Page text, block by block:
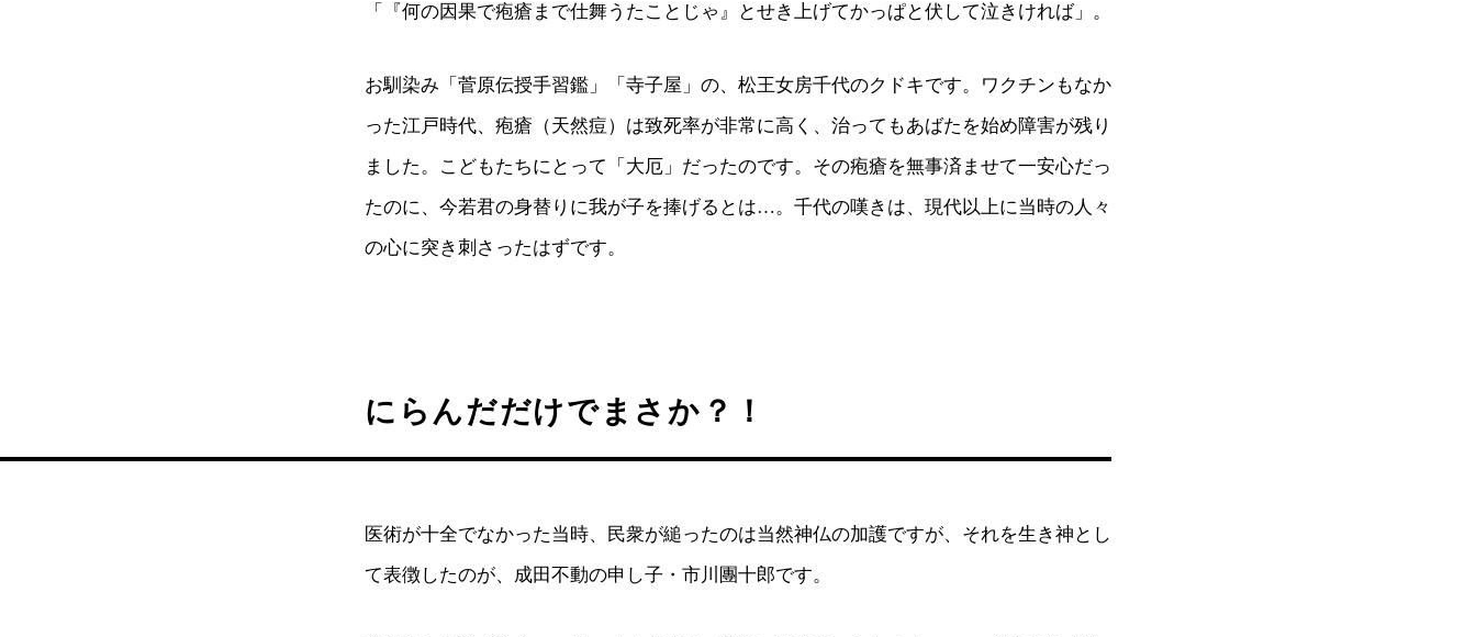
「『何の因果で疱瘡まで仕舞うたことじゃ』とせき上げてかっぱと伏して泣きければ」。
お馴染み「菅原伝授手習鑑」「寺子屋」の、松王女房千代のクドキです。ワクチンもなか
った江戸時代、疱瘡（天然痘）は致死率が非常に高く、治ってもあばたを始め障害が残り
ました。こどもたちにとって「大厄」だったのです。その疱瘡を無事済ませて一安心だっ
たのに、今若君の身替りに我が子を捧げるとは…。千代の嘆きは、現代以上に当時の人々
の心に突き刺さったはずです。
にらんだだけでまさか？！
医術が十全でなかった当時、民衆が縋ったのは当然神仏の加護ですが、それを生き神とし
て表徴したのが、成田不動の申し子・市川團十郎です。